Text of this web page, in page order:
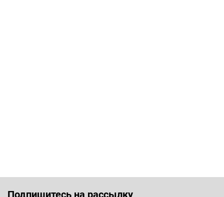
Подпишитесь на рассылку